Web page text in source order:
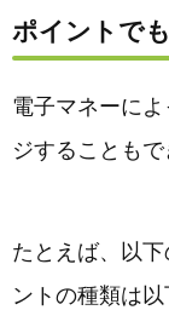
ポイントで
電子マネーに
ジすることもで
たとえば、以
ントの種類は以